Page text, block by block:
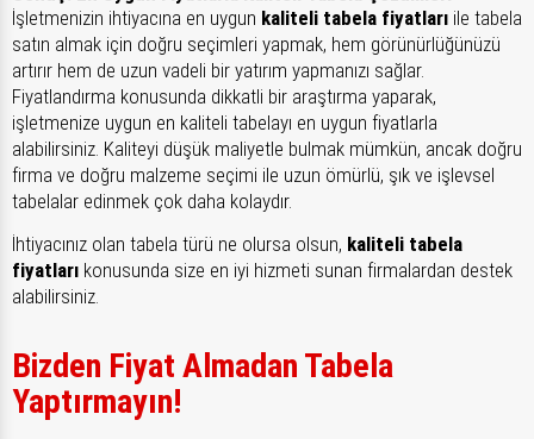
İşletmenizin ihtiyacına en uygun kaliteli tabela fiyatları ile tabela
satın almak için doğru seçimleri yapmak, hem görünürlüğünüzü
artırır hem de uzun vadeli bir yatırım yapmanızı sağlar.
Fiyatlandırma konusunda dikkatli bir araştırma yaparak,
işletmenize uygun en kaliteli tabelayı en uygun fiyatlarla
alabilirsiniz. Kaliteyi düşük maliyetle bulmak mümkün, ancak doğru
firma ve doğru malzeme seçimi ile uzun ömürlü, şık ve işlevsel
tabelalar edinmek çok daha kolaydır.
İhtiyacınız olan tabela türü ne olursa olsun, kaliteli tabela
fiyatları konusunda size en iyi hizmeti sunan firmalardan destek
alabilirsiniz.
Bizden Fiyat Almadan Tabela
Yaptırmayın!